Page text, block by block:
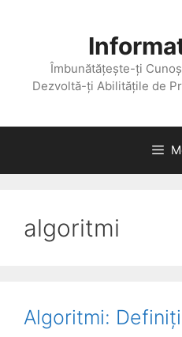
Îmbunătățește-ți
Dezvoltă-ți Abilitățile de
algoritmi
Algoritmi: